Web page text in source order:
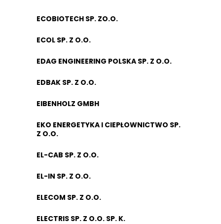
ECOBIOTECH SP. ZO.O.
ECOL SP. Z O.O.
EDAG ENGINEERING POLSKA SP. Z O.O.
EDBAK SP. Z O.O.
EIBENHOLZ GMBH
EKO ENERGETYKA I CIEPŁOWNICTWO SP.
Z O.O.
EL-CAB SP. Z O.O.
EL-IN SP. Z O.O.
ELECOM SP. Z O.O.
ELECTRIS SP. Z O.O. SP. K.